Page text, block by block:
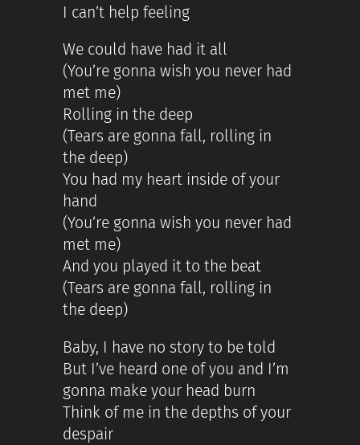
I can’t help feeling
We could have had it all
(You’re gonna wish you never had
met me)
Rolling in the deep
(Tears are gonna fall, rolling in
the deep)
You had my heart inside of your
hand
(You’re gonna wish you never had
met me)
And you played it to the beat
(Tears are gonna fall, rolling in
the deep)
Baby, I have no story to be told
But I’ve heard one of you and I’m
gonna make your head burn
Think of me in the depths of your
despair